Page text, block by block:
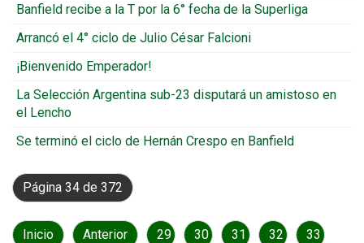
Banfield recibe a la T por la 6° fecha de la Superliga
Arrancó el 4° ciclo de Julio César Falcioni
¡Bienvenido Emperador!
La Selección Argentina sub-23 disputará un amistoso en
el Lencho
Se terminó el ciclo de Hernán Crespo en Banfield
Página 34 de 372
Inicio Anterior 29 30 31 32
33